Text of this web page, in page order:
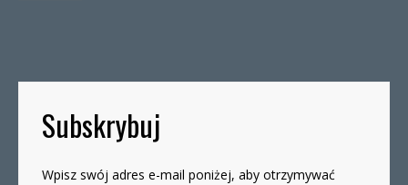
Subskrybuj
Wpisz swój adres e-mail poniżej, aby otrzymywać